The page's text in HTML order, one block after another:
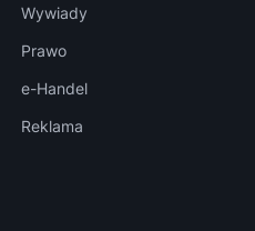
Wywiady
Prawo
e-Handel
Reklama